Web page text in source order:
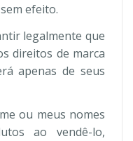
efeito.
legalmente que
direitos de marca
apenas de seus
ou meus nomes
ao vendê-lo,